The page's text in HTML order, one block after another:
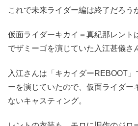
これで未来ライダー編は終了だろう
仮面ライダーキカイ＝真紀那レント
でザミーゴを演じていた入江甚儀さ
入江さんは「キカイダーREBOOT
ーを演じていたので、仮面ライダー
ないキャスティング。